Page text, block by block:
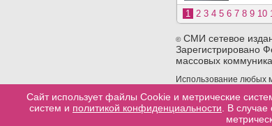
1 2 3 4 5 6 7 8 9 10
©СМИ сетевое
Зарегистрировано
массовых
Использование любых
конкретную страницу
материала.
Разработка сайтов в
Сайт использует файлы Cookie и метрические
систем и политикой конфиденциальности . В